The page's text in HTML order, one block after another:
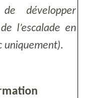
développer
l’escalade en
uniquement).